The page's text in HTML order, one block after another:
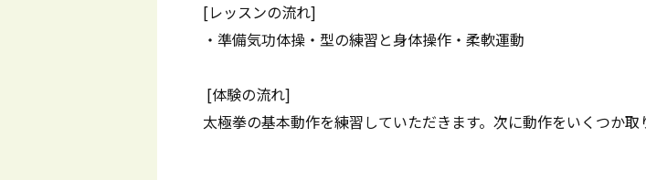
[レッスンの流れ]
・準備気功体操・型の練習と身体操作・柔軟運動
[体験の流れ]
太極拳の基本動作を練習していただきます。次に動作をいくつか